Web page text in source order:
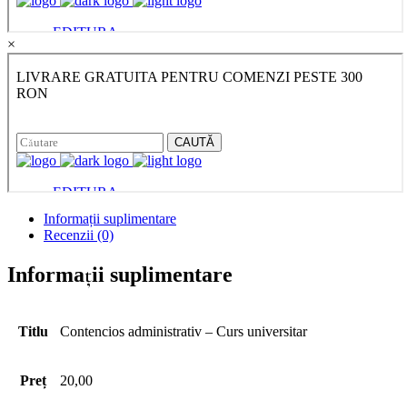
×
Informații suplimentare
Recenzii (0)
Informații suplimentare
Titlu Contencios administrativ – Curs universitar
Preț 20,00